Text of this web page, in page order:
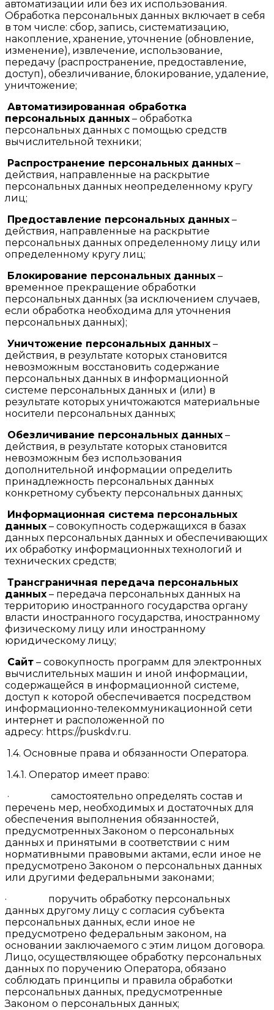
автоматизации или без их использования.
Обработка персональных данных включает в себя
в том числе: сбор, запись, систематизацию,
накопление, хранение, уточнение (обновление,
изменение), извлечение, использование,
передачу (распространение, предоставление,
доступ), обезличивание, блокирование, удаление,
уничтожение;
Автоматизированная обработка
персональных данных – обработка
персональных данных с помощью средств
вычислительной техники;
Распространение персональных данных –
действия, направленные на раскрытие
персональных данных неопределенному кругу
лиц;
Предоставление персональных данных –
действия, направленные на раскрытие
персональных данных определенному лицу или
определенному кругу лиц;
Блокирование персональных данных –
временное прекращение обработки
персональных данных (за исключением случаев,
если обработка необходима для уточнения
персональных данных);
Уничтожение персональных данных –
действия, в результате которых становится
невозможным восстановить содержание
персональных данных в информационной
системе персональных данных и (или) в
результате которых уничтожаются материальные
носители персональных данных;
Обезличивание персональных данных –
действия, в результате которых становится
невозможным без использования
дополнительной информации определить
принадлежность персональных данных
конкретному субъекту персональных данных;
Информационная система персональных
данных – совокупность содержащихся в базах
данных персональных данных и обеспечивающих
их обработку информационных технологий и
технических средств;
Трансграничная передача персональных
данных – передача персональных данных на
территорию иностранного государства органу
власти иностранного государства, иностранному
физическому лицу или иностранному
юридическому лицу;
Сайт – совокупность программ для электронных
вычислительных машин и иной информации,
содержащейся в информационной системе,
доступ к которой обеспечивается посредством
информационно-телекоммуникационной сети
интернет и расположенной по
адресу: https://puskdv.ru.
1.4. Основные права и обязанности Оператора.
1.4.1. Оператор имеет право:
· самостоятельно определять состав и
перечень мер, необходимых и достаточных для
обеспечения выполнения обязанностей,
предусмотренных Законом о персональных
данных и принятыми в соответствии с ним
нормативными правовыми актами, если иное не
предусмотрено Законом о персональных данных
или другими федеральными законами;
· поручить обработку персональных
данных другому лицу с согласия субъекта
персональных данных, если иное не
предусмотрено федеральным законом, на
основании заключаемого с этим лицом договора.
Лицо, осуществляющее обработку персональных
данных по поручению Оператора, обязано
соблюдать принципы и правила обработки
персональных данных, предусмотренные
Законом о персональных данных;